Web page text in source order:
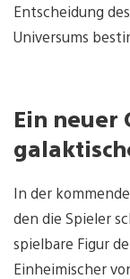
Entscheidung
Universums
Ein neuer
In der
den die Spieler
spielbare Figur
Einheimischer